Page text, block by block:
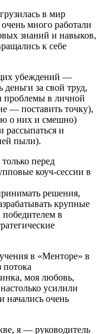
в мир
много работали
знаний и навыков,
к себе
убеждений —
за свой труд,
проблемы в личной
— поставить точку),
о них и смешно)
рассыпаться и
пыли).
перед
коуч-сессии в
решения,
крупные
в
в «Менторе» в
моя любовь,
усилили
начались очень
я — руководитель